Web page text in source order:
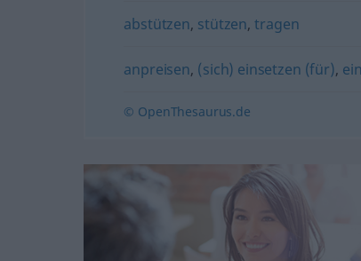
abstützen, stützen,tragen
anpreisen, (sich) einsetzen (für),
© OpenThesaurus.de